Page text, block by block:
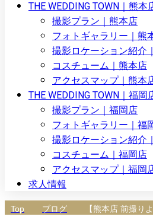
THE WEDDING TOWN｜熊本
撮影プラン｜熊本店
フォトギャラリー｜熊
撮影ロケーション紹介
コスチューム｜熊本店
アクセスマップ｜熊本
THE WEDDING TOWN｜福岡
撮影プラン｜福岡店
フォトギャラリー｜福
撮影ロケーション紹介
コスチューム｜福岡店
アクセスマップ｜福岡
求人情報
Top ブログ 【熊本店 前撮り